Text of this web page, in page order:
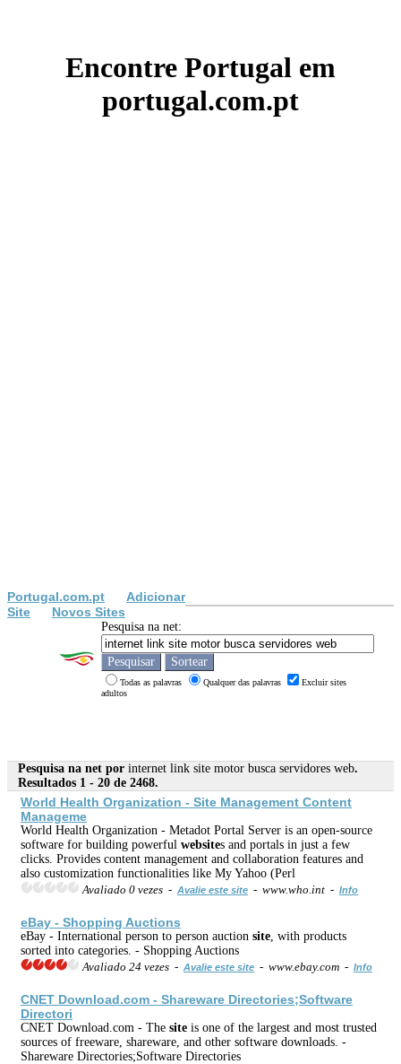
Encontre Portugal em
portugal.com.pt
Portugal.com.pt
Adicionar
Site
Novos Sites
Pesquisa na net:
Todas as palavras Qualquer das palavras
Excluir sites
adultos
Pesquisa na net por internet link site motor busca servidores web.
Resultados 1 - 20 de 2468.
World Health Organization - Site Management Content
Manageme
World Health Organization - Metadot Portal Server is an open-source
software for building powerful websites and portals in just a few
clicks. Provides content management and collaboration features and
also customization functionalities like My Yahoo (Perl
Avaliado 0 vezes - Avalie este site - www.who.int - Info
eBay - Shopping Auctions
eBay - International person to person auction site , with products
sorted into categories. - Shopping Auctions
Avaliado 24 vezes - Avalie este site - www.ebay.com - Info
CNET Download.com - Shareware Directories;Software
Directori
CNET Download.com - The site is one of the largest and most trusted
sources of freeware, shareware, and other software downloads. -
Shareware Directories;Software Directories